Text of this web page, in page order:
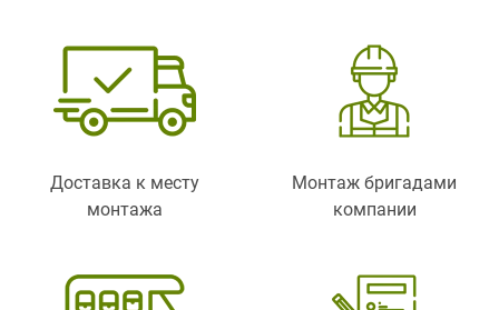
Доставка к месту
монтажа
Монтаж бригадами
компании